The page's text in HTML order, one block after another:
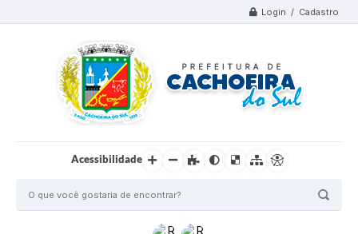
Login / Cadastro
Acessibilidade